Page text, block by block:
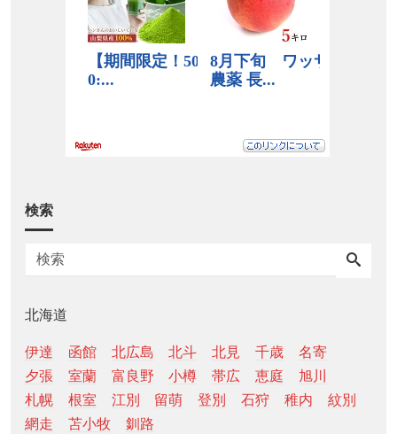
検索
北海道
伊達 函館 北広島 北斗 北見 千歳
名寄
夕張
室蘭 富良野 小樽 帯広 恵庭
旭川
札幌
根室 江別 留萌 登別 石狩 稚内
紋別
網走
苫小牧 釧路